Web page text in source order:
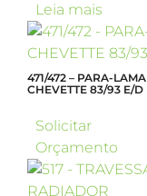
Leia mais
471/472 – PARA-LAMA
CHEVETTE 83/93 E/D
Solicitar
Orçamento